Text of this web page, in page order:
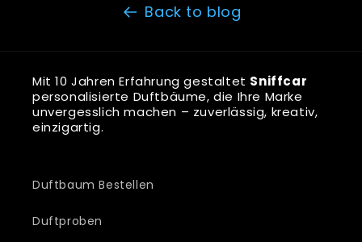
Back to blog
Mit 10 Jahren Erfahrung gestaltet Sniffcar
personalisierte Duftbäume, die Ihre Marke
unvergesslich machen – zuverlässig, kreativ,
einzigartig.
Duftbaum Bestellen
Duftproben